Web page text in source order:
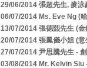
29/06/2014 張超先生, 麥
06/07/2014 Ms. Eve Ng (
13/07/2014 張德熙先生 (
20/07/2014 張鳳儀小姐 (
27/07/2014 尹思騰先生 -
03/08/2014 Mr. Kelvin Siu